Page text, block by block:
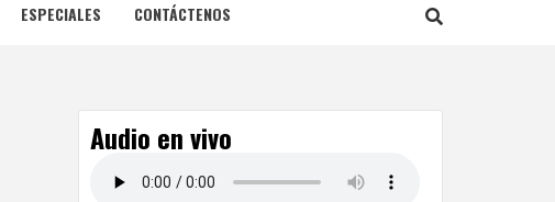
ESPECIALES CONTÁCTENOS
Audio en vivo